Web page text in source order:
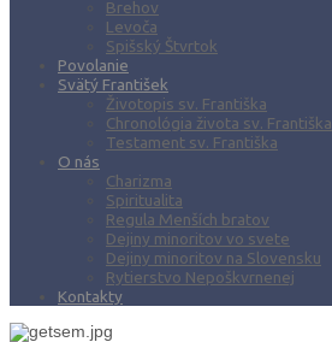
Brehov
Levoča
Spišský Štvrtok
Povolanie
Svätý František
Životopis sv. Františka
Chronológia života sv. Františka
Testament sv. Františka
O nás
Charizma
Spiritualita
Regula Menších bratov
Dejiny minoritov vo svete
Dejiny minoritov na Slovensku
Rytierstvo Nepoškvrnenej
Kontakty